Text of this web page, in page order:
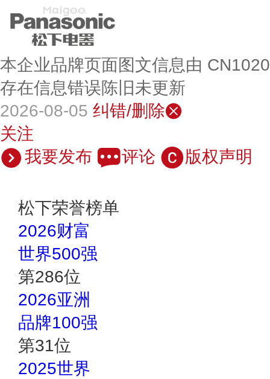
本企业品牌页面图文信息由
存在信息错误陈旧未更新
2026-08-05 纠错/删除
关注
我要发布
评论 版权声明
松下荣誉榜单
2026财富
世界500强
第286位
2026亚洲
品牌100强
第31位
2025世界